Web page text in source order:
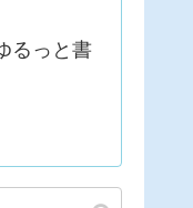
るっと書